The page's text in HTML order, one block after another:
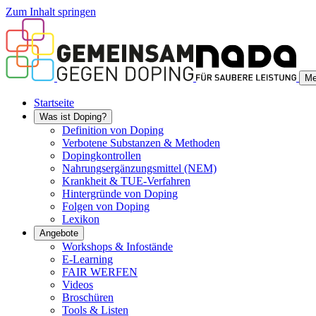
Zum Inhalt springen
Startseite
Was ist Doping?
Definition von Doping
Verbotene Substanzen & Methoden
Dopingkontrollen
Nahrungsergänzungsmittel (NEM)
Krankheit & TUE-Verfahren
Hintergründe von Doping
Folgen von Doping
Lexikon
Angebote
Workshops & Infostände
E-Learning
FAIR WERFEN
Videos
Broschüren
Tools & Listen